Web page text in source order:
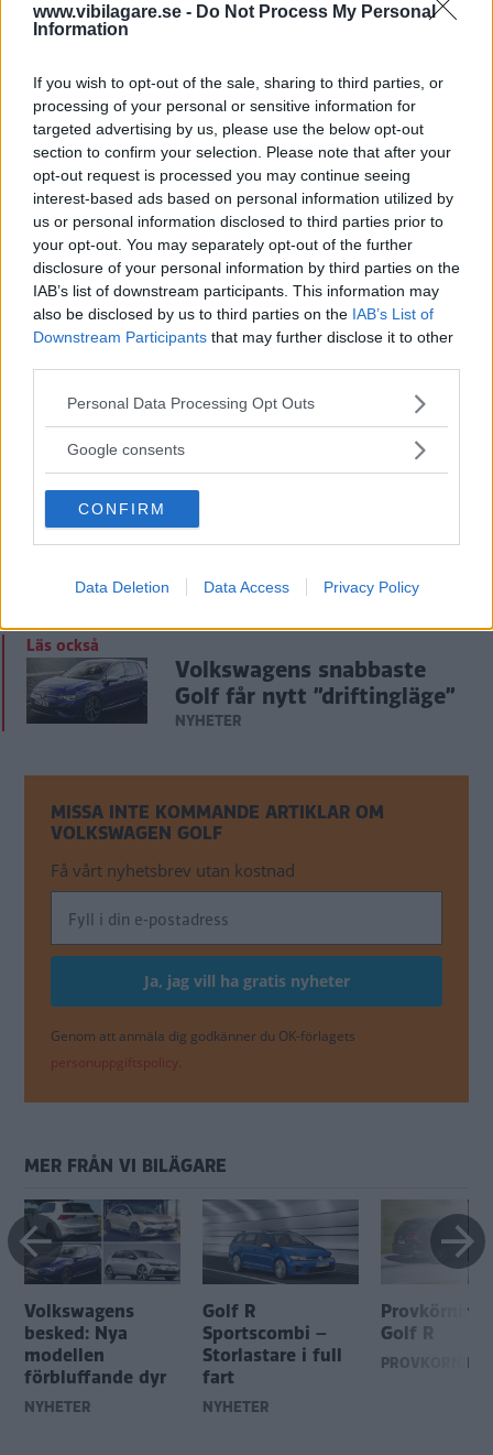
www.vibilagare.se - Do Not Process My Personal
Information
If you wish to opt-out of the sale, sharing to third parties, or
processing of your personal or sensitive information for
targeted advertising by us, please use the below opt-out
section to confirm your selection. Please note that after your
opt-out request is processed you may continue seeing
interest-based ads based on personal information utilized by
us or personal information disclosed to third parties prior to
your opt-out. You may separately opt-out of the further
disclosure of your personal information by third parties on the
IAB’s list of downstream participants. This information may
also be disclosed by us to third parties on the IAB’s List of
Downstream Participants that may further disclose it to other
Please note that this website/app uses one or more Google
not limited to your visit or usage behaviour. You may click to
use your data for below specified purposes in below Google
consent section.
Personal Data Processing Opt Outs
Google consents
CONFIRM
Data Deletion Data Access Privacy Policy
En annan nyhetär finessen kallad ”Emotional start” som
varvar upp motorn till 2 500 r/min när den startas upp.
körupplevelsen”, hävdar Volkswagen. DSG-lådan växlar
dessutom lite snabbare i de kvickaste lägena och några
mindre designförändringar både exteriört och interiört ska
märka ut specialmodellen.
Volkswagen Golf R 20 Years ska bara säljas under ett års
tid. Om bilen kommer till Sverige återstår att se.
Läs också
Volkswagens snabbaste
Golf får nytt ”driftingläge”
NYHETER
MISSA INTE KOMMANDE ARTIKLAR OM
VOLKSWAGEN GOLF
Få vårt nyhetsbrev utan kostnad
Genom att anmäla dig godkänner du OK-förlagets
personuppgiftspolicy.
MER FRÅN VI BILÄGARE
Volkswagens
besked: Nya
modellen
förbluffande dyr
NYHETER
Golf R
Sportscombi –
Storlastare i full
fart
NYHETER
Provkörning:
Golf R
PROVKÖRNING